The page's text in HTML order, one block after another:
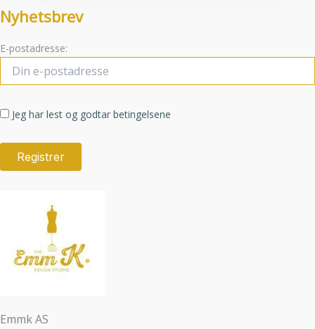
Nyhetsbrev
E-postadresse:
Jeg har lest og godtar betingelsene
Emmk AS